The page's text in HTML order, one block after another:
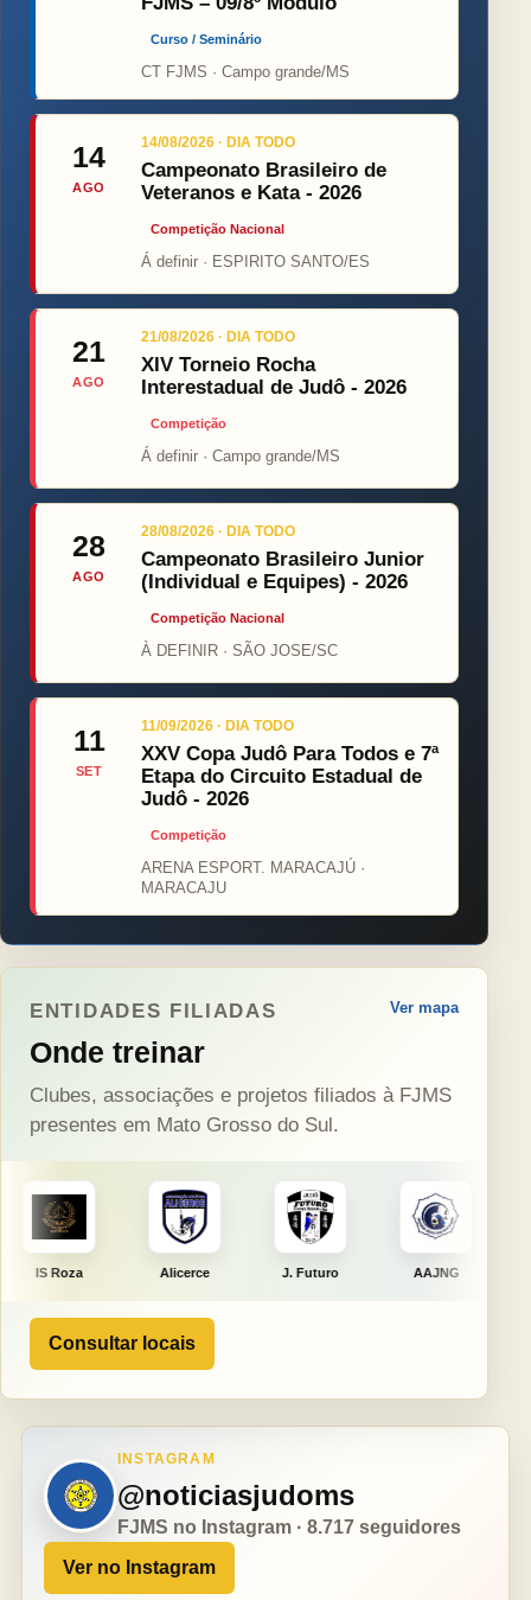
Curso / Seminário
CT FJMS · Campo grande/MS
14
AGO
14/08/2026 · DIA TODO
Campeonato Brasileiro de
Veteranos e Kata - 2026
Competição Nacional
Á definir · ESPIRITO SANTO/ES
21
AGO
21/08/2026 · DIA TODO
XIV Torneio Rocha
Interestadual de Judô - 2026
Competição
Á definir · Campo grande/MS
28
AGO
28/08/2026 · DIA TODO
Campeonato Brasileiro Junior
(Individual e Equipes) - 2026
Competição Nacional
À DEFINIR · SÃO JOSE/SC
11
SET
11/09/2026 · DIA TODO
XXV Copa Judô Para Todos e 7ª
Etapa do Circuito Estadual de
Judô - 2026
Competição
ARENA ESPORT. MARACAJÚ ·
MARACAJU
ENTIDADES FILIADAS
Onde treinar
Ver mapa
Clubes, associações e projetos filiados à FJMS
presentes em Mato Grosso do Sul.
Alicerce J. Futuro AAJNG TSURU
Consultar locais
INSTAGRAM
@noticiasjudoms
FJMS no Instagram · 8.717 seguidores
Ver no Instagram